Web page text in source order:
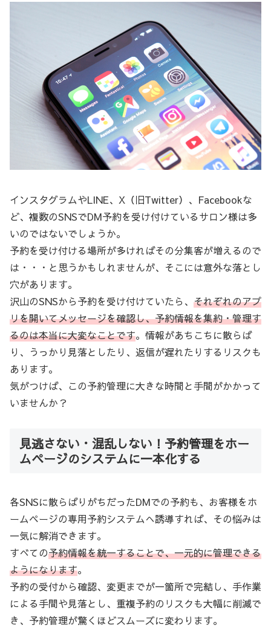
インスタグラムやLINE、X（旧Twitter）、Facebookな
ど、複数のSNSでDM予約を受け付けているサロン様は多
いのではないでしょうか。
予約を受け付ける場所が多ければその分集客が増えるので
は・・・と思うかもしれませんが、そこには意外な落とし
穴があります。
沢山のSNSから予約を受け付けていたら、 それぞれのアプ
リを開いてメッセージを確認し、予約情報を集約・管理す
るのは本当に大変なことです。情報があちこちに散らば
り、うっかり見落としたり、返信が遅れたりするリスクも
あります。
気がつけば、この予約管理に大きな時間と手間がかかって
いませんか？
見逃さない・混乱しない！予約管理をホー
ムページのシステムに一本化する
各SNSに散らばりがちだったDMでの予約も、お客様をホ
ームページの専用予約システムへ誘導すれば、その悩みは
一気に解消できます。
すべての予約情報を統一することで、一元的に管理できる
ようになります。
予約の受付から確認、変更までが一箇所で完結し、手作業
による手間や見落とし、重複予約のリスクも大幅に削減で
き、予約管理が驚くほどスムーズに変わります。